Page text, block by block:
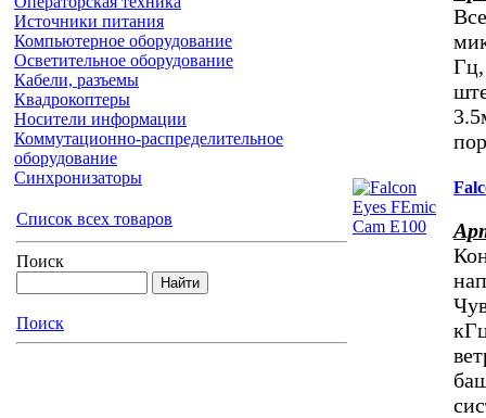
Источники питания
Компьютерное оборудование
Осветительное оборудование
Кабели, разъемы
Квадрокоптеры
Носители информации
Коммутационно-распределительное
оборудование
Синхронизаторы
Список всех товаров
Поиск
Поиск